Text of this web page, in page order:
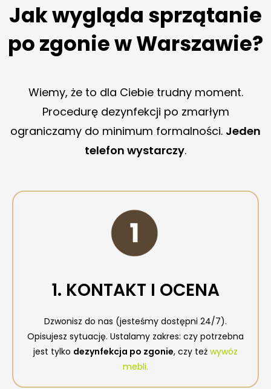
Jak wygląda sprzątanie
po zgonie w Warszawie?
Wiemy, że to dla Ciebie trudny moment.
Procedurę dezynfekcji po zmarłym
ograniczamy do minimum formalności. Jeden
telefon wystarczy.
1. KONTAKT I OCENA
Dzwonisz do nas (jesteśmy dostępni 24/7).
Opisujesz sytuację. Ustalamy zakres: czy potrzebna
jest tylko dezynfekcja po zgonie, czy też wywóz
mebli.